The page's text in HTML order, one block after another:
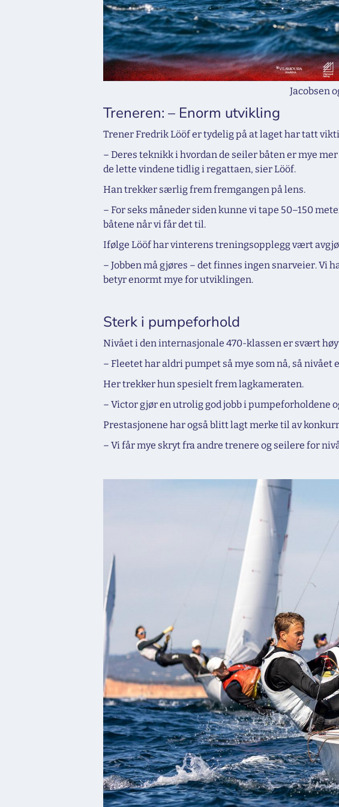
Jacobsen
Treneren: – Enorm utvikling
Trener Fredrik Lööf er tydelig på at laget har tatt
– Deres teknikk i hvordan de seiler båten er mye
de lette vindene tidlig i regattaen, sier Lööf.
Han trekker særlig frem fremgangen på lens.
– For seks måneder siden kunne vi tape 50–150
båtene når vi får det til.
Ifølge Lööf har vinterens treningsopplegg vært
– Jobben må gjøres – det finnes ingen snarveier. Vi
betyr enormt mye for utviklingen.
Sterk i pumpeforhold
Nivået i den internasjonale 470-klassen er svært
– Fleetet har aldri pumpet så mye som nå, så nivået
Her trekker hun spesielt frem lagkameraten.
– Victor gjør en utrolig god jobb i pumpeforholdene
Prestasjonene har også blitt lagt merke til av
– Vi får mye skryt fra andre trenere og seilere for